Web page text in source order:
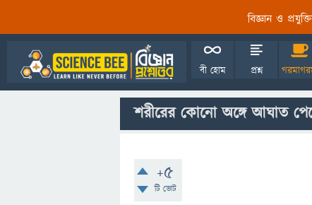
বিজ্ঞান ও
বী হোম প্রশ্ন
শরীরের কোনো অঙ্গে আঘাত
+5
টি ভোট